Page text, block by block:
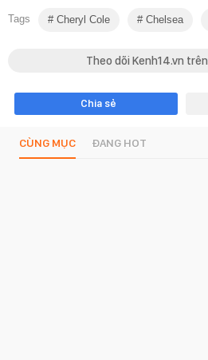
Tags Cheryl Cole Chelsea
Theo dõi Kenh14.vn trên
Chia sẻ
CÙNG MỤC ĐANG HOT